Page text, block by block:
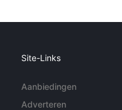
Site-Links
Aanbiedingen
Adverteren